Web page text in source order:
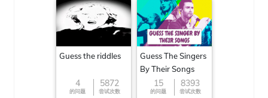
Guess the riddles
4
的问题
5872
尝试次数
Guess The Singers
By Their Songs
15
的问题
8393
尝试次数